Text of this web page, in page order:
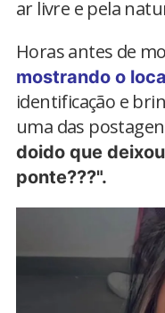
ar livre e pela
Horas antes de
mostrando o
identificação e
uma das
doido que
ponte???".